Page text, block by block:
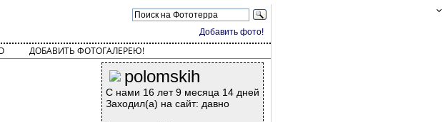
Добавить фото!
ДОБАВИТЬ ФОТОГАЛЕРЕЮ!
polomskih
С нами 16 лет 9 месяца 14 дней
Заходил(а) на сайт: давно